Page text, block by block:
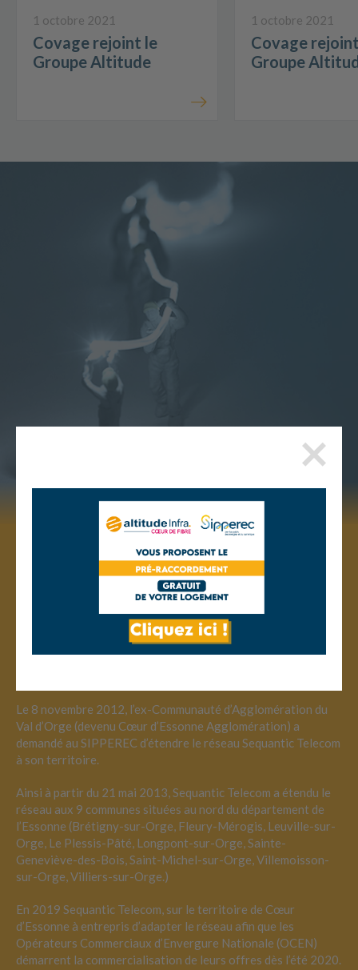
1 octobre 2021
Covage rejoint le
Groupe Altitude
1 octobre 2021
Covage
Groupe
QUI SOMMES-NOUS ?
Initié en 2006 par le SIPPEREC (Syndicat Intercommunal de la
Périphérie de Paris pour l’Electricité et les Réseaux de
public, le réseau Sequantic Telecom déploie et exploite 2 929
km de fibres optiques et couvre 125 communes de la couronne
parisienne en proposant des services très haut débit aux 153
Le 8 novembre 2012, l’ex-Communauté d’Agglomération du
Val d’Orge (devenu Cœur d’Essonne Agglomération) a
demandé au SIPPEREC d’étendre le réseau Sequantic Telecom
à son territoire.
Ainsi à partir du 21 mai 2013, Sequantic Telecom a étendu le
réseau aux 9 communes situées au nord du département de
l’Essonne (Brétigny-sur-Orge, Fleury-Mérogis, Leuville-sur-
Orge, Le Plessis-Pâté, Longpont-sur-Orge, Sainte-
Geneviève-des-Bois, Saint-Michel-sur-Orge, Villemoisson-
sur-Orge, Villiers-sur-Orge.)
En 2019 Sequantic Telecom, sur le territoire de Cœur
d’Essonne à entrepris d’adapter le réseau afin que les
Opérateurs Commerciaux d’Envergure Nationale (OCEN)
démarrent la commercialisation de leurs offres dès l’été 2020.